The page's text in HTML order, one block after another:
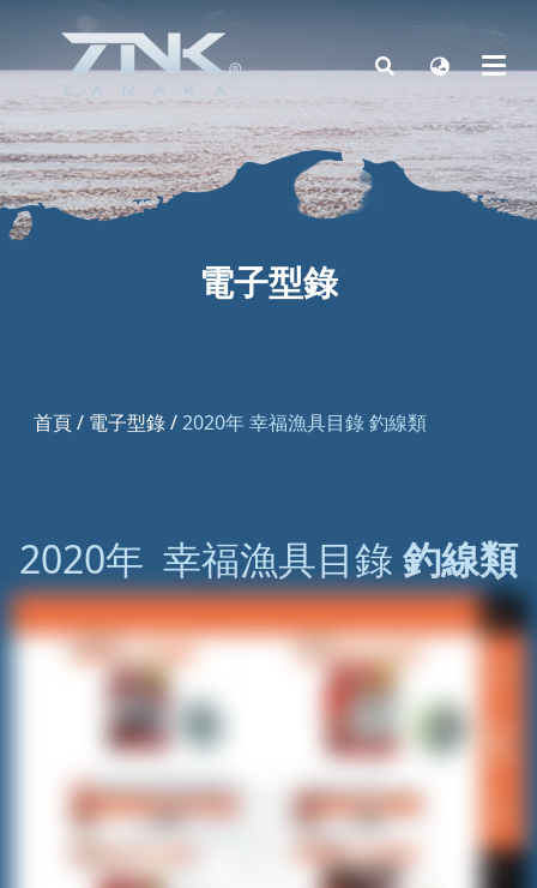
電子型錄
首頁/ 電子型錄/2020年 幸福漁具目錄 釣線類
2020年 幸福漁具目錄 釣線類